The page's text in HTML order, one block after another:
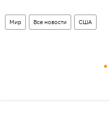
Мир Все новости США